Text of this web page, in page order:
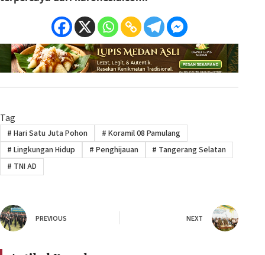
Tag
# Hari Satu Juta Pohon # Koramil 08 Pamulang
# Lingkungan Hidup # Penghijauan # Tangerang Selatan
# TNI AD
PREVIOUS NEXT